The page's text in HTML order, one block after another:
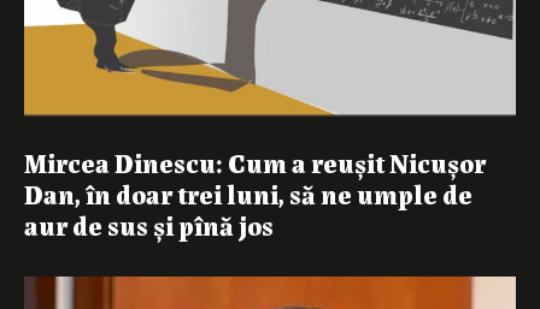
Mircea Dinescu: Cum a reușit Nicușor
Dan, în doar trei luni, să ne umple de
aur de sus și pînă jos